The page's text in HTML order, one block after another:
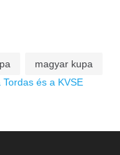
magyar kupa
és a KVSE